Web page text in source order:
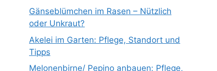
Gänseblümchen im Rasen – Nützlich
oder Unkraut?
Akelei im Garten: Pflege, Standort und
Tipps
Melonenbirne/ Pepino anbauen: Pflege,